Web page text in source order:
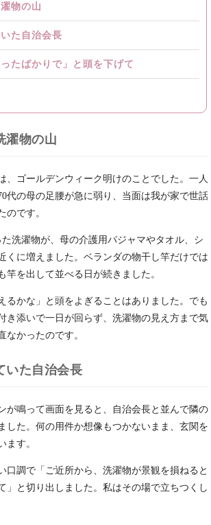
物の山
た自治会長
ったばかりで」と頭を下げて
濯物の山
、ゴールデンウィーク明けのことでした。一人
代の母の足腰が急に弱り、当面は我が家で世話
のです。
洗濯物が、母の介護用パジャマやタオル、シ
くに増えました。ベランダの物干し竿だけでは
竿を出して並べる日が続きました。
るかな」と頭をよぎることはありました。でも
き添いで一日が回らず、洗濯物の見え方まで気
なかったのです。
いた自治会長
が鳴って画面を見ると、自治会長と並んで隣の
した。何の用件か想像もつかないまま、玄関を
ます。
口調で「ご近所から、洗濯物が景観を損ねると
」と切り出しました。私はその場で立ちつくし